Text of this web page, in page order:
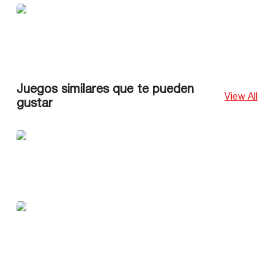
Juegos similares que te pueden
gustar
View All